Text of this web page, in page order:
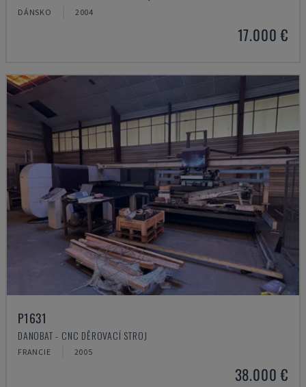
DÁNSKO 2004
17.000 €
P1631
DANOBAT - CNC DĚROVACÍ STROJ
FRANCIE 2005
38.000 €